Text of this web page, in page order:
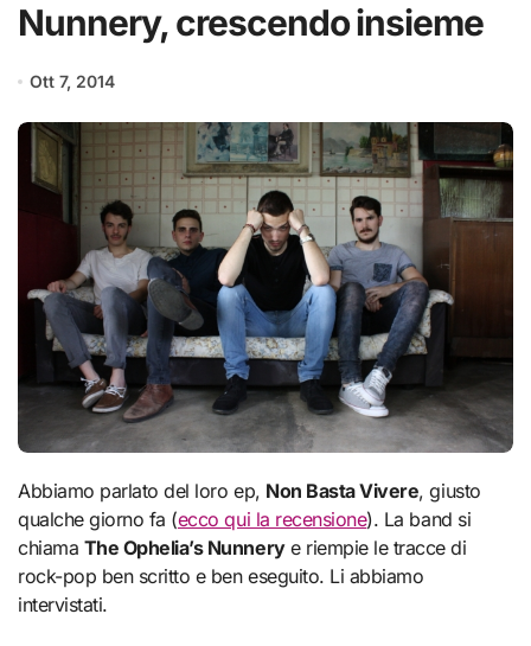
Nunnery, crescendo insieme
Ott 7, 2014
Abbiamo parlato del loro ep, Non Basta Vivere, giusto
qualche giorno fa (ecco qui la recensione). La band si
chiama The Ophelia’s Nunnerye riempie le tracce di
rock-pop ben scritto e ben eseguito. Li abbiamo
intervistati.